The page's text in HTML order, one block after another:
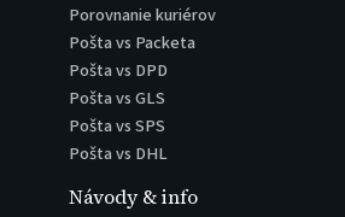
Porovnanie kuriérov
Pošta vs Packeta
Pošta vs DPD
Pošta vs GLS
Pošta vs SPS
Pošta vs DHL
Návody & info